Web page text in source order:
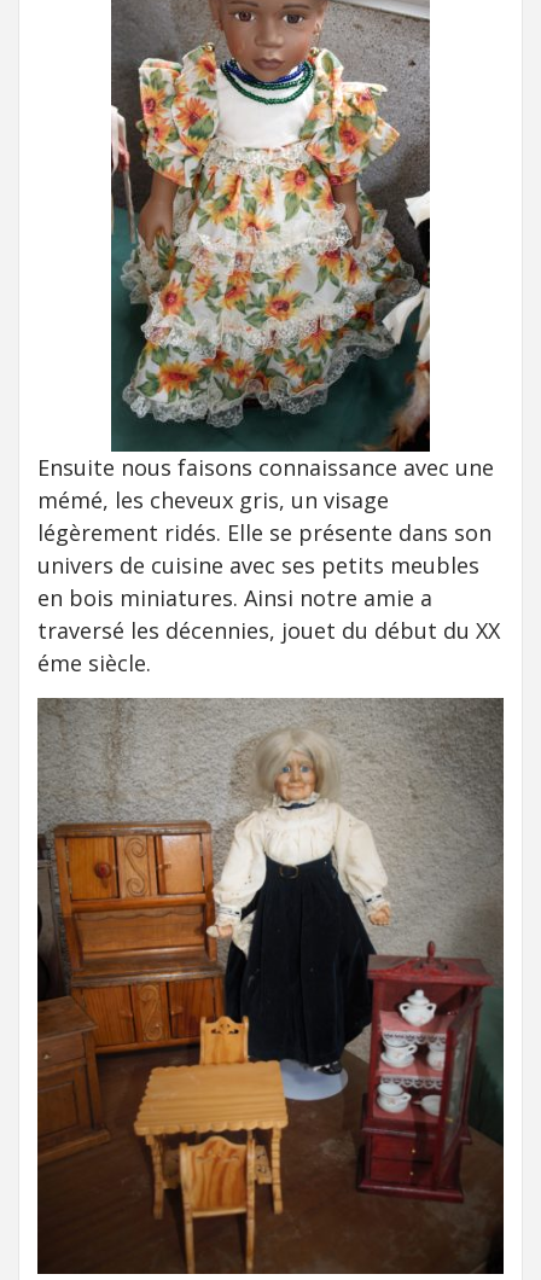
Ensuite nous faisons connaissance avec une
mémé, les cheveux gris, un visage
légèrement ridés. Elle se présente dans son
univers de cuisine avec ses petits meubles
en bois miniatures. Ainsi notre amie a
traversé les décennies, jouet du début du XX
éme siècle.